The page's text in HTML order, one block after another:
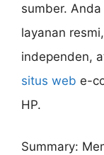
sumber.
layanan
independen,
situs web e-
HP.
Summary: